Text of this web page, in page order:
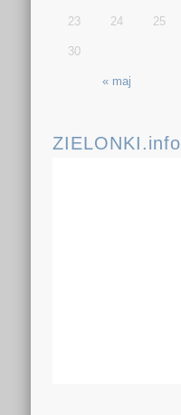
« maj
23 24 25
30
ZIELONKI.info